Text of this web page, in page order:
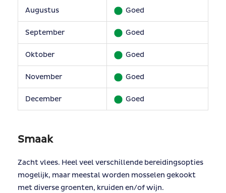
Augustus Goed
September Goed
Oktober Goed
November Goed
December Goed
Smaak
Zacht vlees. Heel veel verschillende bereidingsopties
mogelijk, maar meestal worden mosselen gekookt
met diverse groenten, kruiden en/of wijn.